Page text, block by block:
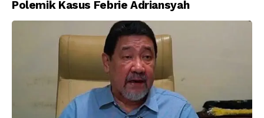
Polemik Kasus Febrie Adriansyah